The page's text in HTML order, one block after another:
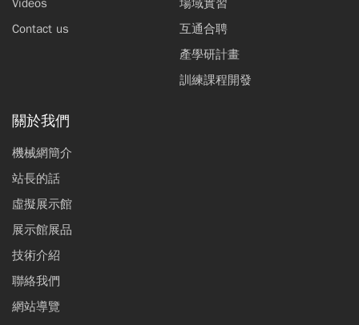
Contact us
互通合聘
產學研計畫
訓練課程開發
關於我們
機械網簡介
站長的話
虛擬展示館
展示館展品
技術介紹
聯絡我們
網站導覽